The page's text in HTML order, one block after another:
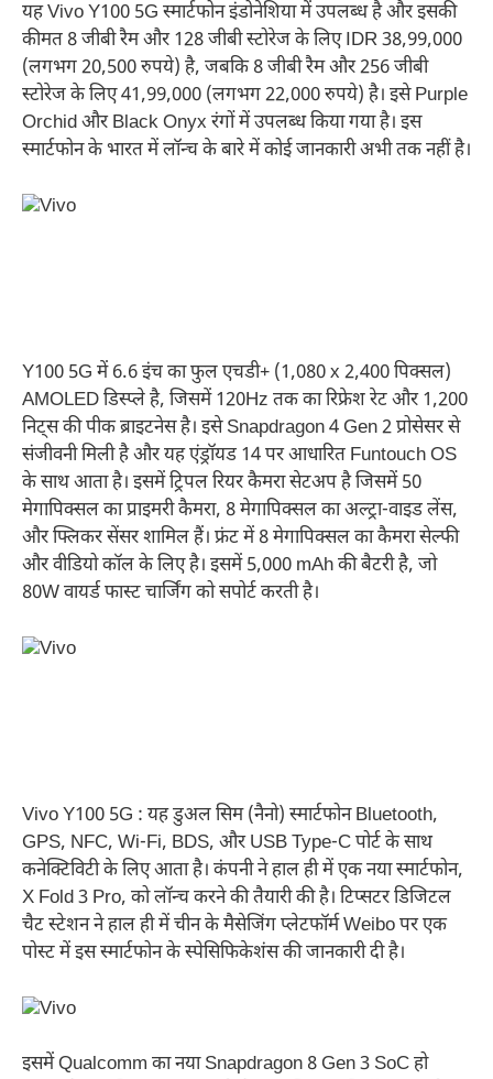
यह Vivo Y100 5G स्मार्टफोन इंडोनेशिया में उपलब्ध है और इसकी
कीमत 8 जीबी रैम और 128 जीबी स्टोरेज के लिए IDR 38,99,000
(लगभग 20,500 रुपये) है, जबकि 8 जीबी रैम और 256 जीबी
स्टोरेज के लिए 41,99,000 (लगभग 22,000 रुपये) है। इसे Purple
Orchid और Black Onyx रंगों में उपलब्ध किया गया है। इस
स्मार्टफोन के भारत में लॉन्च के बारे में कोई जानकारी अभी तक नहीं है।
Y100 5G में 6.6 इंच का फुल एचडी+ (1,080 x 2,400 पिक्सल)
AMOLED डिस्प्ले है, जिसमें 120Hz तक का रिफ्रेश रेट और 1,200
निट्स की पीक ब्राइटनेस है। इसे Snapdragon 4 Gen 2 प्रोसेसर से
संजीवनी मिली है और यह एंड्रॉयड 14 पर आधारित Funtouch OS
के साथ आता है। इसमें ट्रिपल रियर कैमरा सेटअप है जिसमें 50
मेगापिक्सल का प्राइमरी कैमरा, 8 मेगापिक्सल का अल्ट्रा-वाइड लेंस,
और फ्लिकर सेंसर शामिल हैं। फ्रंट में 8 मेगापिक्सल का कैमरा सेल्फी
और वीडियो कॉल के लिए है। इसमें 5,000 mAh की बैटरी है, जो
80W वायर्ड फास्ट चार्जिंग को सपोर्ट करती है।
Vivo Y100 5G : यह डुअल सिम (नैनो) स्मार्टफोन Bluetooth,
GPS, NFC, Wi-Fi, BDS, और USB Type-C पोर्ट के साथ
कनेक्टिविटी के लिए आता है। कंपनी ने हाल ही में एक नया स्मार्टफोन,
X Fold 3 Pro, को लॉन्च करने की तैयारी की है। टिप्सटर डिजिटल
चैट स्टेशन ने हाल ही में चीन के मैसेजिंग प्लेटफॉर्म Weibo पर एक
पोस्ट में इस स्मार्टफोन के स्पेसिफिकेशंस की जानकारी दी है।
इसमें Qualcomm का नया Snapdragon 8 Gen 3 SoC हो